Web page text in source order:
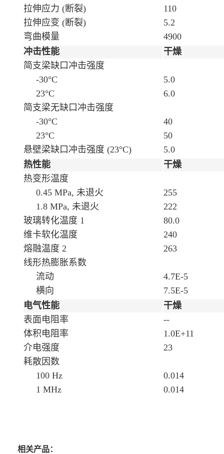
拉伸应力 (断裂)
110
拉伸应变 (断裂)
5.2
弯曲模量
4900
冲击性能
干燥
简支梁缺口冲击强度
-30°C
5.0
23°C
6.0
简支梁无缺口冲击强度
-30°C
40
23°C
50
悬壁梁缺口冲击强度 (23°C)
5.0
热性能
干燥
热变形温度
0.45 MPa, 未退火
255
1.8 MPa, 未退火
222
玻璃转化温度 1
80.0
维卡软化温度
240
熔融温度 2
263
线形热膨胀系数
流动
4.7E-5
横向
7.5E-5
电气性能
干燥
表面电阻率
--
体积电阻率
1.0E+11
介电强度
23
耗散因数
100 Hz
0.014
1 MHz
0.014
相关产品：